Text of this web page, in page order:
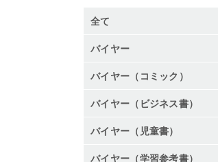
全て
バイヤー
バイヤー（コミック）
バイヤー（ビジネス書）
バイヤー（児童書）
バイヤー（学習参考書）